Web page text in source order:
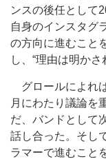
ンスの後任として
自身のインスタグ
の方向に進むこと
し、“理由は明かさ
グロールによれ
月にわたり議論を
だ、バンドとして
話し合った。そし
ラマーで進むこと